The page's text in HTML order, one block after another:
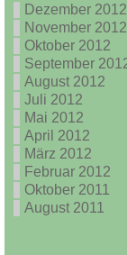
Dezember 2012
November 2012
Oktober 2012
September
August 2012
Juli 2012
Mai 2012
April 2012
März 2012
Februar 2012
Oktober 2011
August 2011